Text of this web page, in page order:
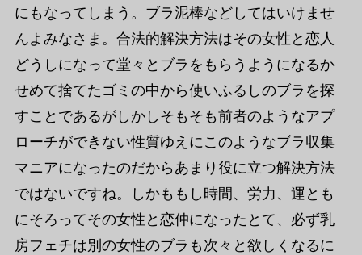
にもなってしまう。ブラ泥棒などしてはいけませ
んよみなさま。合法的解決方法はその女性と恋人
どうしになって堂々とブラをもらうようになるか
せめて捨てたゴミの中から使いふるしのブラを探
すことであるがしかしそもそも前者のようなアプ
ローチができない性質ゆえにこのようなブラ収集
マニアになったのだからあまり役に立つ解決方法
ではないですね。しかももし時間、労力、運とも
にそろってその女性と恋仲になったとて、必ず乳
房フェチは別の女性のブラも次々と欲しくなるに